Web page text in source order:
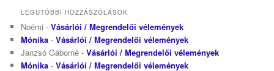
LEGUTÓBBI HOZZÁSZÓLÁSOK
Noémi -Vásárlói / Megrendelői vélemények
Mónika -Vásárlói / Megrendelői vélemények
Janzsó Gáborné -Vásárlói / Megrendelői vélemények
Mónika -Vásárlói / Megrendelői vélemények